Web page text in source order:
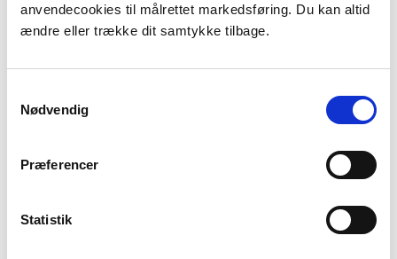
anvendecookies til målrettet markedsføring. Du kan altid
ændre eller trække dit samtykke tilbage.
Nødvendig
Præferencer
Statistik
kildeanvisning.